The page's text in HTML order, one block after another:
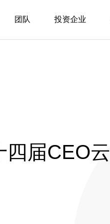
团队 投资企业
四届CEO云